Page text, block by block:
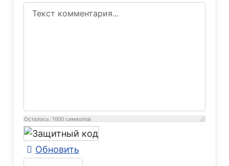
Осталось: 1000 символов
Обновить